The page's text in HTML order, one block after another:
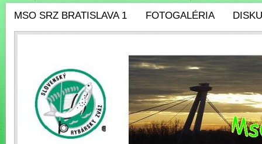
MSO SRZ BRATISLAVA 1 FOTOGALÉRIA